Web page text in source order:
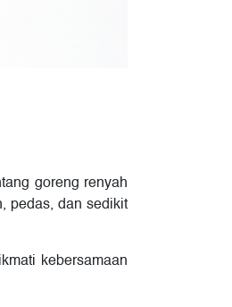
goreng renyah
pedas, dan sedikit
kebersamaan